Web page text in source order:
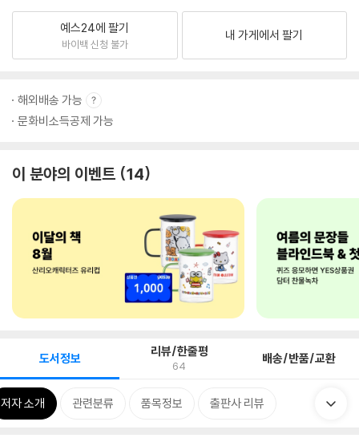
예스24에 팔기
바이백 신청 불가
내 가게에서 팔기
해외배송 가능
문화비소득공제 가능
이 분야의 이벤트 14
도서정보 리뷰/한줄평
64 배송/반품/교환
저자 소개 관련분류 품목정보 출판사 리뷰